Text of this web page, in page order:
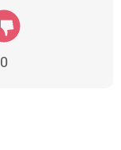
0